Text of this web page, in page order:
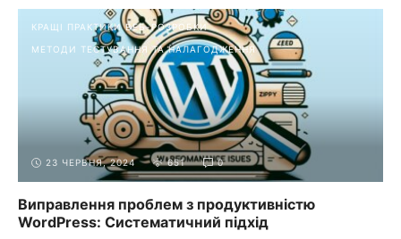
КРАЩІ ПРАКТИКИ ВЕБ-РОЗРОБКИ
МЕТОДИ ТЕСТУВАННЯ ТА НАЛАГОДЖЕННЯ
23 ЧЕРВНЯ, 2024 651 0
Виправлення проблем з продуктивністю
WordPress: Систематичний підхід